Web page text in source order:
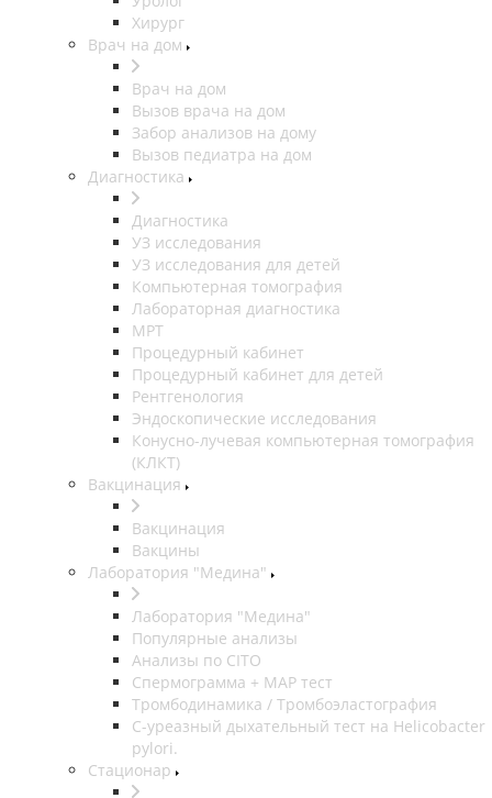
Хирург
Врач на дом
Врач на дом
Вызов врача на дом
Забор анализов на дому
Вызов педиатра на дом
Диагностика
Диагностика
УЗ исследования
УЗ исследования для детей
Компьютерная томография
Лабораторная диагностика
МРТ
Процедурный кабинет
Процедурный кабинет для детей
Рентгенология
Эндоскопические исследования
Конусно-лучевая компьютерная томография
(КЛКТ)
Вакцинация
Вакцинация
Вакцины
Лаборатория "Медина"
Лаборатория "Медина"
Популярные анализы
Анализы по CITO
Спермограмма + МАР тест
Тромбодинамика / Тромбоэластография
С-уреазный дыхательный тест на Helicobacter
pylori.
Стационар